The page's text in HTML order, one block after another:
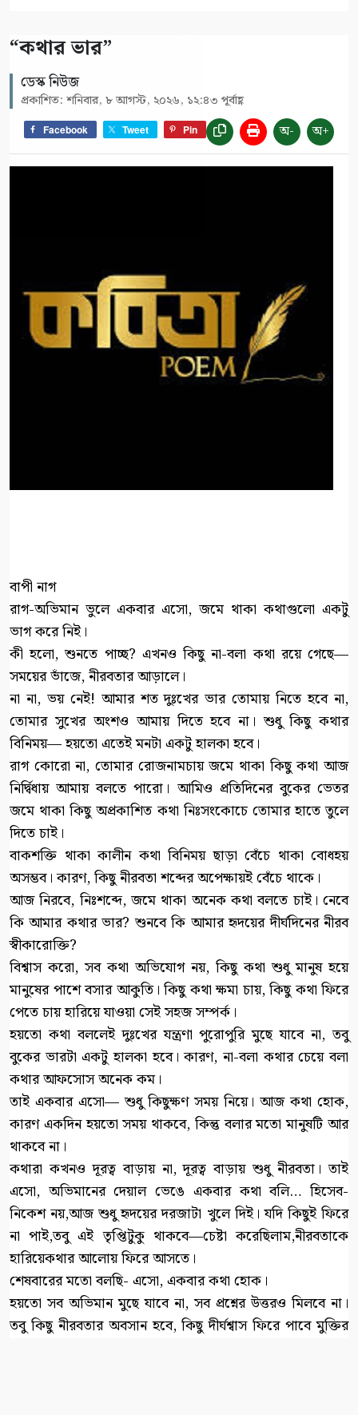
“কথার ভার”
ডেস্ক নিউজ
প্রকাশিত: শনিবার, ৮ আগস্ট, ২০২৬, ১২:৪৩ পূর্বাহ্ণ
Facebook Tweet Pin অ- অ+
বাপী নাগ
রাগ-অভিমান ভুলে একবার এসো, জমে থাকা কথাগুলো একটু
ভাগ করে নিই।
কী হলো, শুনতে পাচ্ছ? এখনও কিছু না-বলা কথা রয়ে গেছে—
সময়ের ভাঁজে, নীরবতার আড়ালে।
না না, ভয় নেই! আমার শত দুঃখের ভার তোমায় নিতে হবে না,
তোমার সুখের অংশও আমায় দিতে হবে না। শুধু কিছু কথার
বিনিময়— হয়তো এতেই মনটা একটু হালকা হবে।
রাগ কোরো না, তোমার রোজনামচায় জমে থাকা কিছু কথা আজ
নির্দ্বিধায় আমায় বলতে পারো। আমিও প্রতিদিনের বুকের ভেতর
জমে থাকা কিছু অপ্রকাশিত কথা নিঃসংকোচে তোমার হাতে তুলে
দিতে চাই।
বাকশক্তি থাকা কালীন কথা বিনিময় ছাড়া বেঁচে থাকা বোধহয়
অসম্ভব। কারণ, কিছু নীরবতা শব্দের অপেক্ষায়ই বেঁচে থাকে।
আজ নিরবে, নিঃশব্দে, জমে থাকা অনেক কথা বলতে চাই। নেবে
কি আমার কথার ভার? শুনবে কি আমার হৃদয়ের দীর্ঘদিনের নীরব
স্বীকারোক্তি?
বিশ্বাস করো, সব কথা অভিযোগ নয়, কিছু কথা শুধু মানুষ হয়ে
মানুষের পাশে বসার আকুতি। কিছু কথা ক্ষমা চায়, কিছু কথা ফিরে
পেতে চায় হারিয়ে যাওয়া সেই সহজ সম্পর্ক।
হয়তো কথা বললেই দুঃখের যন্ত্রণা পুরোপুরি মুছে যাবে না, তবু
বুকের ভারটা একটু হালকা হবে। কারণ, না-বলা কথার চেয়ে বলা
কথার আফসোস অনেক কম।
তাই একবার এসো— শুধু কিছুক্ষণ সময় নিয়ে। আজ কথা হোক,
কারণ একদিন হয়তো সময় থাকবে, কিন্তু বলার মতো মানুষটি আর
থাকবে না।
কথারা কখনও দূরত্ব বাড়ায় না, দূরত্ব বাড়ায় শুধু নীরবতা। তাই
এসো, অভিমানের দেয়াল ভেঙে একবার কথা বলি… হিসেব-
নিকেশ নয়,আজ শুধু হৃদয়ের দরজাটা খুলে দিই। যদি কিছুই ফিরে
না পাই,তবু এই তৃপ্তিটুকু থাকবে—চেষ্টা করেছিলাম,নীরবতাকে
হারিয়েকথার আলোয় ফিরে আসতে।
শেষবারের মতো বলছি- এসো, একবার কথা হোক।
হয়তো সব অভিমান মুছে যাবে না, সব প্রশ্নের উত্তরও মিলবে না।
তবু কিছু নীরবতার অবসান হবে, কিছু দীর্ঘশ্বাস ফিরে পাবে মুক্তির